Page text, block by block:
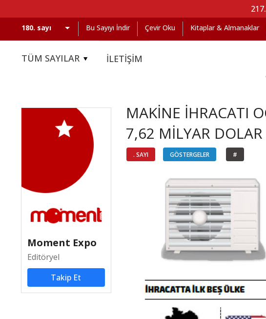
Bu Sayıyı İndir Çevir Oku Kitaplar & Almanaklar
TÜM SAYILAR İLETİŞİM
Moment Expo
Editöryel
Takip Et
MAKİNE İHRACATI
7,62 MİLYAR
. SAYI GÖSTERGELER #